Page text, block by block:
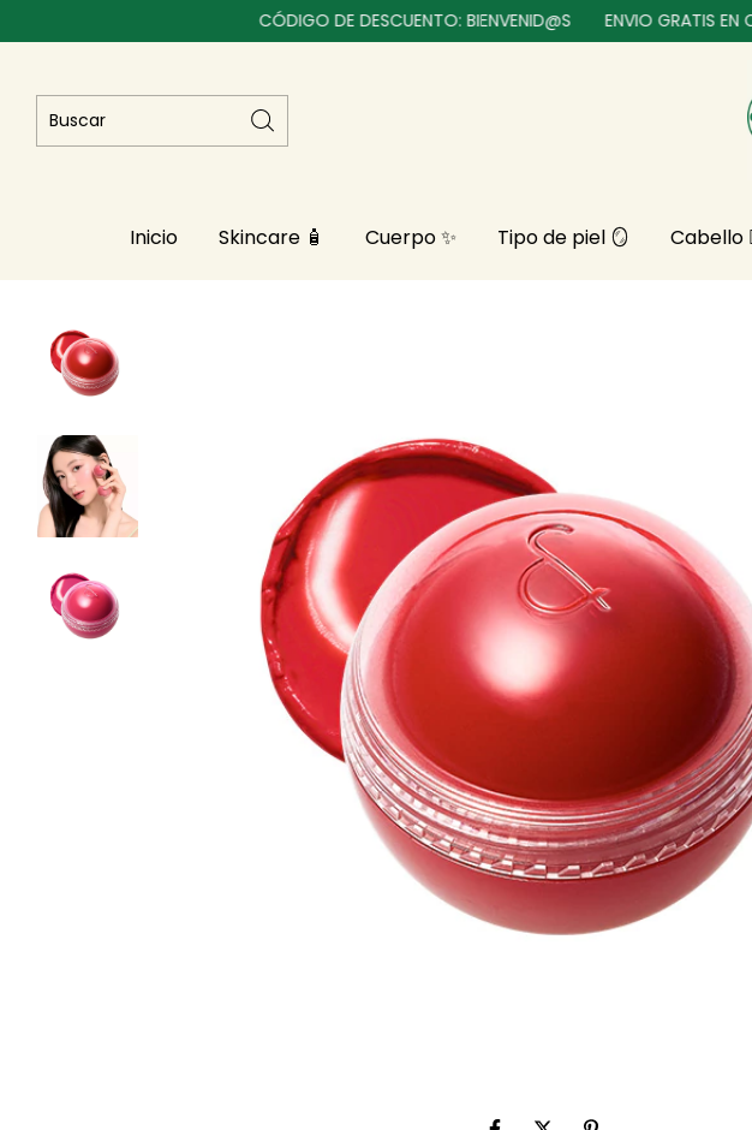
CÓDIGO DE DESCUENTO: BIENVENID@S ENVIO GRATIS EN
Inicio Skincare 🧴 Cuerpo ✨ Tipo de piel 🪞 Cabello